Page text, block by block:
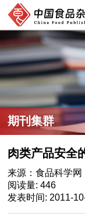
期刊集群
肉类产品安全
来源：食品科学网
阅读量: 446
发表时间: 2011-